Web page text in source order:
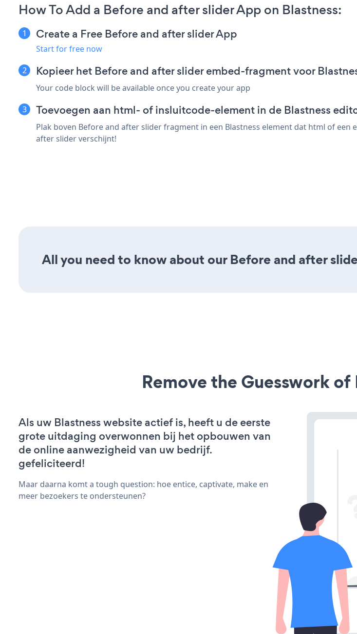
How To Add a Before and after slider App on Blastness:
Create a Free Before and after slider App
Start for free now
Kopieer het Before and after slider embed-fragment voor
Your code block will be available once you create your app
Toevoegen aan html- of insluitcode-element in de Blastness
Plak boven Before and after slider fragment in een Blastness element dat html of een
after slider verschijnt!
All you need to know about our Before and after
Remove the Guesswork
Als uw Blastness website actief is, heeft u de eerste
grote uitdaging overwonnen bij het opbouwen van
de online aanwezigheid van uw bedrijf.
gefeliciteerd!
Maar daarna komt a tough question: hoe entice, captivate, make en
meer bezoekers te ondersteunen?